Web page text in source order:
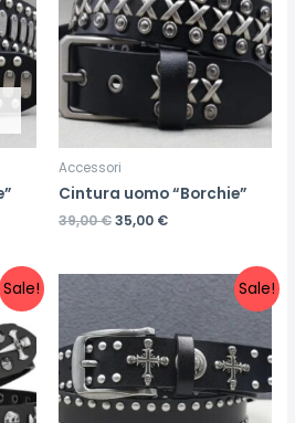
Accessori
Cintura uomo “Borchie”
39,00€35,00 €
Sale! Sale!